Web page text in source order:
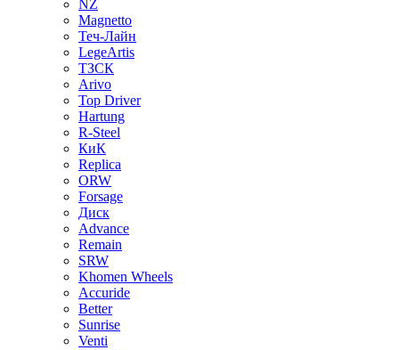
NZ
Magnetto
Теч-Лайн
LegeArtis
ТЗСК
Arivo
Top Driver
Hartung
R-Steel
КиК
Replica
ORW
Forsage
Диск
Advance
Remain
SRW
Khomen Wheels
Accuride
Better
Sunrise
Venti